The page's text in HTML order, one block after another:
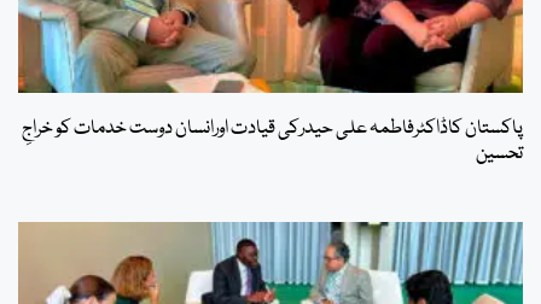
پاکستان کاڈاکٹرفاطمہ علی حیدرکی قیادت اورانسان دوست خدمات کو خراجِ
تحسین